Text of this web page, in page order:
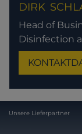
DIRK
Head of
Disinfection
Unsere Lieferpartner